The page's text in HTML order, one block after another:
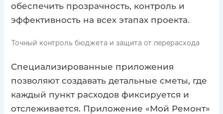
обеспечить прозрачность, контроль и
эффективность на всех этапах проекта.
Точный контроль бюджета и защита от перерасхода
Специализированные приложения
позволяют создавать детальные сметы, где
каждый пункт расходов фиксируется и
отслеживается. Приложение «Мой Ремонт»